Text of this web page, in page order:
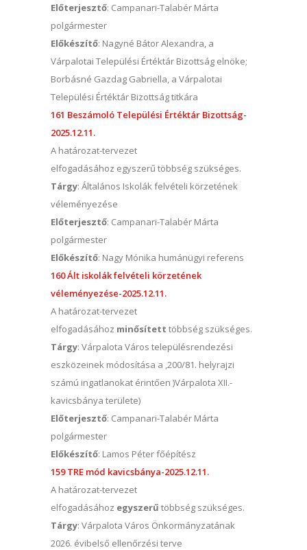
Előterjesztő: Campanari-Talabér Márta
polgármester
Előkészítő: Nagyné Bátor Alexandra, a
Várpalotai Települési Értéktár Bizottság elnöke;
Borbásné Gazdag Gabriella, a Várpalotai
Települési Értéktár Bizottság titkára
161 Beszámoló Települési Értéktár Bizottság-
2025.12.11.
A határozat-tervezet
elfogadásához egyszerű többség szükséges.
Tárgy: Általános Iskolák felvételi körzetének
véleményezése
Előterjesztő: Campanari-Talabér Márta
polgármester
Előkészítő: Nagy Mónika humánügyi referens
160 Ált iskolák felvételi körzetének
véleményezése-2025.12.11.
A határozat-tervezet
elfogadásához minősített többség szükséges.
Tárgy: Várpalota Város településrendezési
eszközeinek módosítása a ,200/81. helyrajzi
számú ingatlanokat érintően )Várpalota XII.-
kavicsbánya területe)
Előterjesztő: Campanari-Talabér Márta
polgármester
Előkészítő: Lamos Péter főépítész
159 TRE mód kavicsbánya-2025.12.11.
A határozat-tervezet
elfogadásához egyszerű többség szükséges.
Tárgy: Várpalota Város Önkormányzatának
2026. évibelső ellenőrzési terve